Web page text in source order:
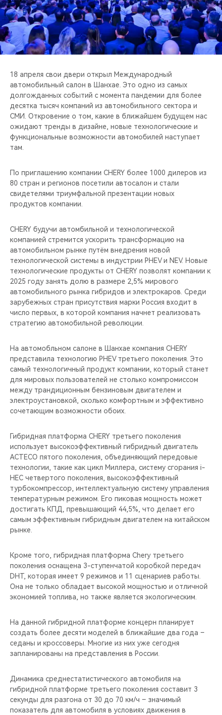
CHERY И СПОРТ
НАШИ МЕРОПРИЯТИЯ
ВИДЕООБЗОРЫ
18 апреля свои двери открыл Международный
автомобильный салон в Шанхае. Это одно из самых
долгожданных событий с момента пандемии для более
десятка тысяч компаний из автомобильного сектора и
СМИ. Откровение о том, какие в ближайшем будущем нас
ожидают тренды в дизайне, новые технологические и
функциональные возможности автомобилей наступает
там.
По приглашению компании CHERY более 1000 дилеров из
80 стран и регионов посетили автосалон и стали
свидетелями триумфальной презентации новых
продуктов компании.
CHERY будучи автомбильной и технологической
компанией стремится ускорить трансформацию на
автомобильном рынке путём внедрения новой
технологической системы в индустрии PHEV и NEV. Новые
технологические продукты от CHERY позволят компании к
2025 году занять долю в размере 2,5% мирового
автомобильного рынка гибридов и электрокаров. Среди
зарубежных стран присутствия марки Россия входит в
число первых, в которой компания начнет реализовать
стратегию автомобильной революции.
На автомобльном салоне в Шанхае компания CHERY
представила технологию PHEV третьего поколения. Это
самый технологичный продукт компании, который станет
для мировых пользователей не столько компромиссом
между трандиционным бензиновым двигателем и
электроустановкой, сколько комфортным и эффективно
сочетающим возможности обоих.
Гибридная платформа CHERY третьего поколения
использует высокоэффективный гибридный двигатель
ACTECO пятого поколения, объединяющий передовые
технологии, такие как цикл Миллера, систему сгорания i-
HEC четвертого поколения, высокоэффективный
турбокомпрессор, интеллектуальную систему управления
температурным режимом. Его пиковая мощность может
достигать КПД, превышающий 44,5%, что делает его
самым эффективным гибридным двигателем на китайском
рынке.
Кроме того, гибридная платформа Chery третьего
поколения оснащена 3-ступенчатой коробкой передач
DHT, которая имеет 9 режимов и 11 сценариев работы.
Она не только обладает высокой мощностью и отличной
экономией топлива, но также является экологическим.
На данной гибридной платформе концерн планирует
создать более десяти моделей в ближайшие два года –
седаны и кроссоверы. Многие из них уже сегодня
запланированы на представления в России.
Динамика среднестатистического автомобиля на
гибридной платформе третьего поколения составит 3
секунды для разгона от 30 до 70 км/ч – значимый
показатель для автомобиля в условиях движения в